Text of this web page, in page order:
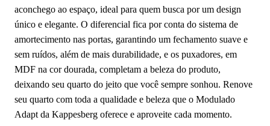
aconchego ao espaço, ideal para quem busca por um design
único e elegante. O diferencial fica por conta do sistema de
amortecimento nas portas, garantindo um fechamento suave e
sem ruídos, além de mais durabilidade, e os puxadores, em
MDF na cor dourada, completam a beleza do produto,
deixando seu quarto do jeito que você sempre sonhou. Renove
seu quarto com toda a qualidade e beleza que o Modulado
Adapt da Kappesberg oferece e aproveite cada momento.